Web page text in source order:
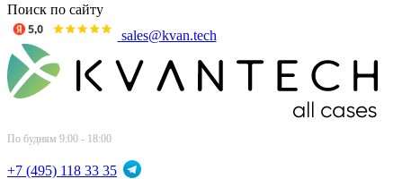
Поиск по сайту
sales@kvan.tech
По будням 9:00 - 18:00
+7 (495) 118 33 35